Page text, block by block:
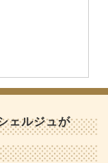
ェルジュが